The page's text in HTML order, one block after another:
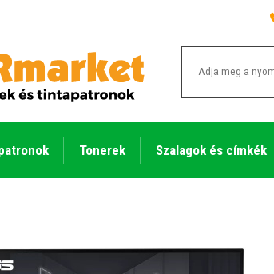
Tonerek Szalagok és címkék